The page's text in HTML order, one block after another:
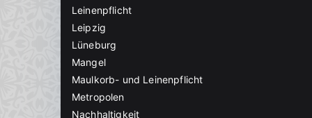
Leinenpflicht
Leipzig
Lüneburg
Mangel
Maulkorb- und Leinenpflicht
Metropolen
Nachhaltigkeit